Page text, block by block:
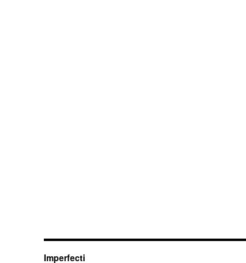
Imperfecti